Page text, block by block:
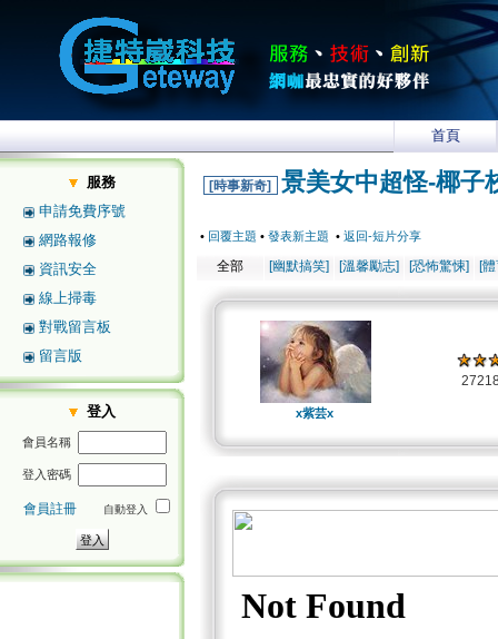
首頁
服務
申請免費序號
網路報修
資訊安全
線上掃毒
對戰留言板
留言版
登入
會員名稱
登入密碼
會員註冊 自動登入
[時事新奇] 景美女中超怪-椰子
• 回覆主題 • 發表新主題 • 返回-短片分享
全部 [幽默搞笑] [溫馨勵志] [恐怖驚悚] [
x紫芸x